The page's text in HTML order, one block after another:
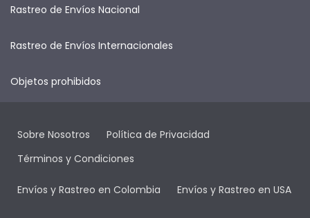
Rastreo de Envíos Nacional
Rastreo de Envíos Internacionales
Objetos prohibidos
Sobre Nosotros
Política de Privacidad
Términos y Condiciones
Envíos y Rastreo en Colombia Envíos y Rastreo en USA